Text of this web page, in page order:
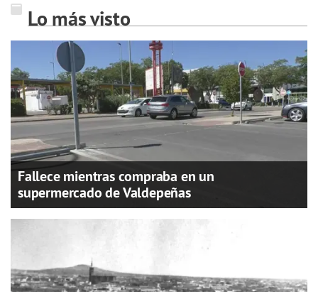
Lo más visto
Fallece mientras compraba en un
supermercado de Valdepeñas